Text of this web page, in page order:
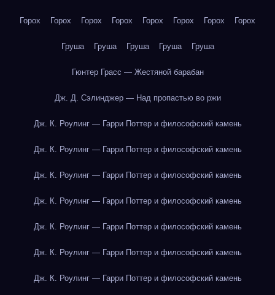
Горох Горох Горох Горох Горох Горох Горох Горох
Груша Груша Груша Груша Груша
Гюнтер Грасс — Жестяной барабан
Дж. Д. Сэлинджер — Над пропастью во ржи
Дж. К. Роулинг — Гарри Поттер и философский камень
Дж. К. Роулинг — Гарри Поттер и философский камень
Дж. К. Роулинг — Гарри Поттер и философский камень
Дж. К. Роулинг — Гарри Поттер и философский камень
Дж. К. Роулинг — Гарри Поттер и философский камень
Дж. К. Роулинг — Гарри Поттер и философский камень
Дж. К. Роулинг — Гарри Поттер и философский камень